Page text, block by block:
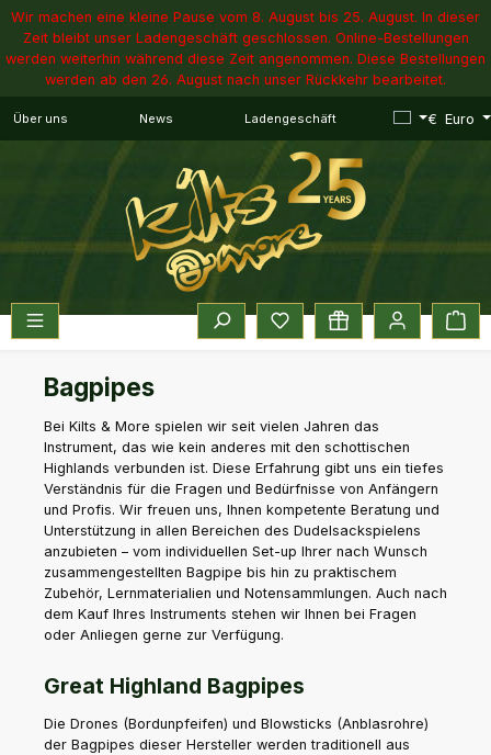
Zum Hauptinhalt springen
Wir machen eine kleine Pause vom 8. August bis 25. August. In dieser
Zeit bleibt unser Ladengeschäft geschlossen. Online-Bestellungen
werden weiterhin während diese Zeit angenommen. Diese Bestellungen
werden ab den 26. August nach unser Rückkehr bearbeitet.
Über uns News Ladengeschäft € Euro
Du hast 0 Produkte auf dem
Bagpipes
Bei Kilts & More spielen wir seit vielen Jahren das
Instrument, das wie kein anderes mit den schottischen
Highlands verbunden ist. Diese Erfahrung gibt uns ein tiefes
Verständnis für die Fragen und Bedürfnisse von Anfängern
und Profis. Wir freuen uns, Ihnen kompetente Beratung und
Unterstützung in allen Bereichen des Dudelsackspielens
anzubieten – vom individuellen Set-up Ihrer nach Wunsch
zusammengestellten Bagpipe bis hin zu praktischem
Zubehör, Lernmaterialien und Notensammlungen. Auch nach
dem Kauf Ihres Instruments stehen wir Ihnen bei Fragen
oder Anliegen gerne zur Verfügung.
Great Highland Bagpipes
Die Drones (Bordunpfeifen) und Blowsticks (Anblasrohre)
der Bagpipes dieser Hersteller werden traditionell aus